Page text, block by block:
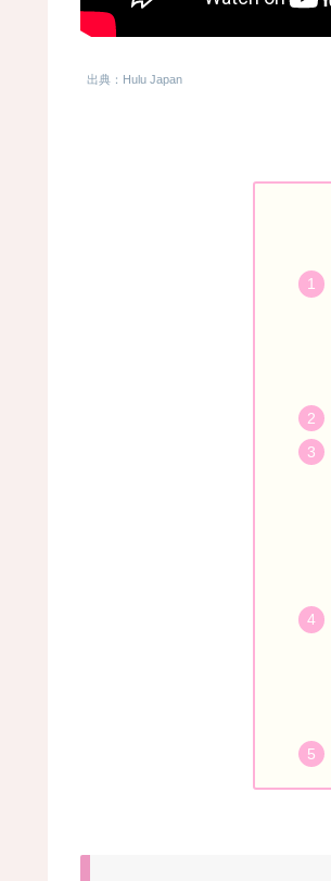
出典：Hulu Japan